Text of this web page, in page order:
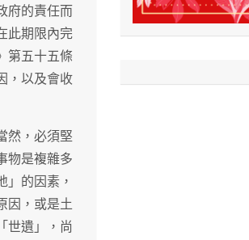
府的責任而
此期限內完
第五十五條
，以及會收
然，必須堅
物是複雜多
」的因素，
因，或是土
世遺」，尚